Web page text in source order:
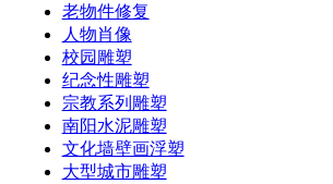
老物件修复
人物肖像
校园雕塑
纪念性雕塑
宗教系列雕塑
南阳水泥雕塑
文化墙壁画浮塑
大型城市雕塑